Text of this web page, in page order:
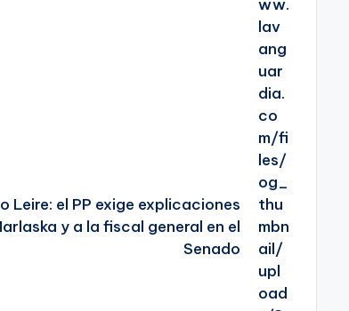
Leire: el PP exige explicaciones
y a la fiscal general en el
Senado